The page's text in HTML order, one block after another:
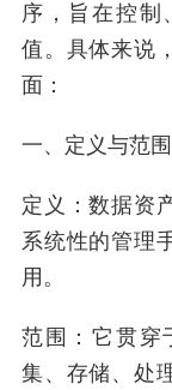
序，旨在控制
值。具体来说
面：
一、定义与范围
定义：数据资
系统性的管理
用。
范围：它贯穿
集、存储、处